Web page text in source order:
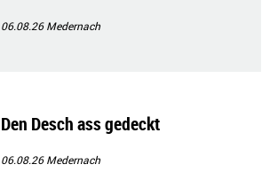
06.08.26Medernach
Den Desch ass gedeckt
06.08.26Medernach